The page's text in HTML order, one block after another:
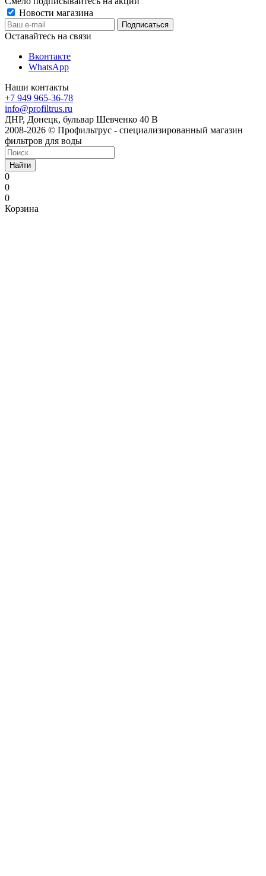
Новости магазина
Оставайтесь на связи
Вконтакте
WhatsApp
Наши контакты
+7 949 965-36-78
info@profiltrus.ru
ДНР, Донецк, бульвар Шевченко 40 В
2008-2026 © Профильтрус - специализированный магазин
фильтров для воды
Найти
0
0
0
Корзина